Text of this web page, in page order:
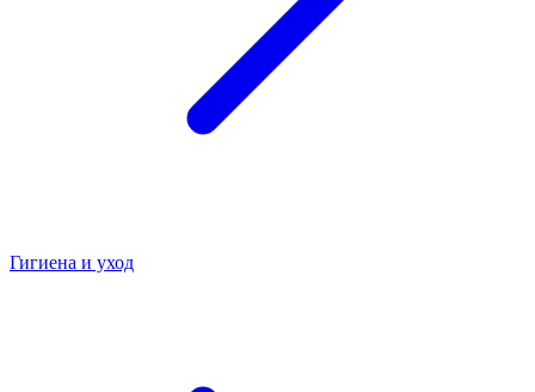
Гигиена и уход